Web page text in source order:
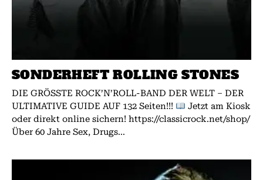
SONDERHEFT ROLLING STONES
DIE GRÖSSTE ROCK’N’ROLL-BAND DER WELT – DER
ULTIMATIVE GUIDE AUF 132 Seiten!!!
Jetzt am Kiosk
oder direkt online sichern! https://classicrock.net/shop/
Über 60 Jahre Sex, Drugs...